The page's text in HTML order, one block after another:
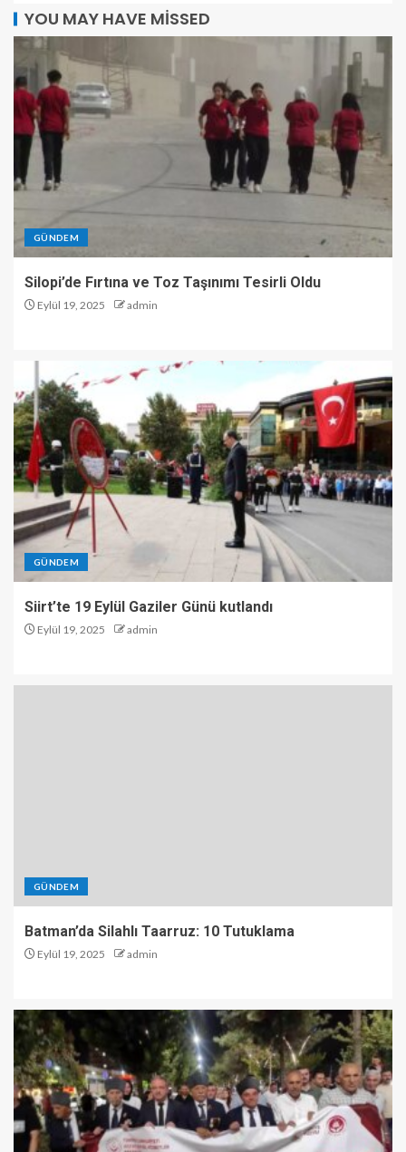
YOU MAY HAVE MISSED
GÜNDEM
Silopi’de Fırtına ve Toz Taşınımı Tesirli Oldu
Eylül 19, 2025 admin
GÜNDEM
Siirt’te 19 Eylül Gaziler Günü kutlandı
Eylül 19, 2025 admin
GÜNDEM
Batman’da Silahlı Taarruz: 10 Tutuklama
Eylül 19, 2025 admin